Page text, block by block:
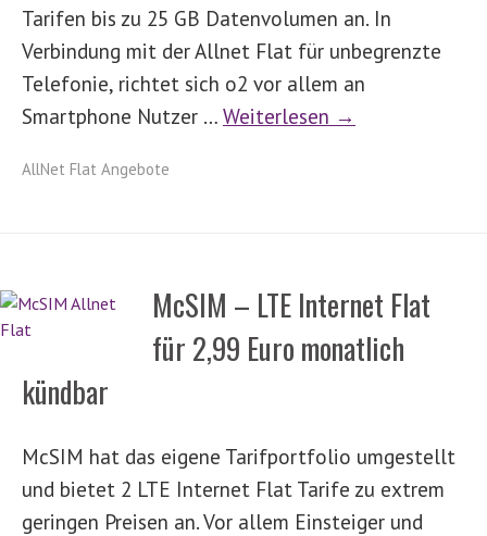
Tarifen bis zu 25 GB Datenvolumen an. In
Verbindung mit der Allnet Flat für unbegrenzte
Telefonie, richtet sich o2 vor allem an
Smartphone Nutzer … Weiterlesen →
AllNet Flat Angebote
McSIM – LTE Internet Flat
für 2,99 Euro monatlich
kündbar
McSIM hat das eigene Tarifportfolio umgestellt
und bietet 2 LTE Internet Flat Tarife zu extrem
geringen Preisen an. Vor allem Einsteiger und